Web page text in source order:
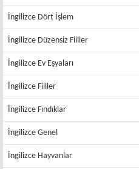
İngilizce Dört İşlem
İngilizce Düzensiz Fiiller
İngilizce Ev Eşyaları
İngilizce Fiiller
İngilizce Fındıklar
İngilizce Genel
İngilizce Hayvanlar